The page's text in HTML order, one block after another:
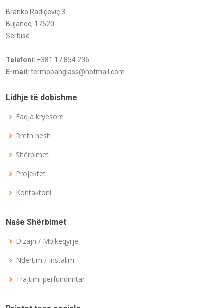
Branko Radiçeviç 3
Bujanoc, 17520
Serbisë
Telefoni: +381 17 854 236
E-mail: termopanglass@hotmail.com
Lidhje të dobishme
Faqja kryesore
Rreth nesh
Shërbimet
Projektet
Kontaktoni
Naše Shërbimet
Dizajn / Mbikëqyrje
Ndërtim / Instalim
Trajtimi përfundimtar